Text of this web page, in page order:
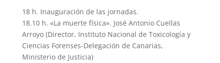
18 h. Inauguración de las jornadas.
18.10 h. «La muerte física». José Antonio Cuellas
Arroyo (Director, Instituto Nacional de Toxicología y
Ciencias Forenses-Delegación de Canarias,
Ministerio de Justicia)